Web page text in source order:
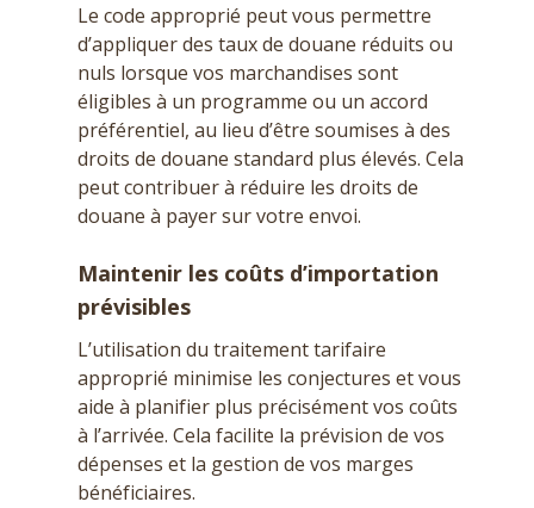
Le code approprié peut vous permettre
d’appliquer des taux de douane réduits ou
nuls lorsque vos marchandises sont
éligibles à un programme ou un accord
préférentiel, au lieu d’être soumises à des
droits de douane standard plus élevés. Cela
peut contribuer à réduire les droits de
douane à payer sur votre envoi.
Maintenir les coûts d’importation
prévisibles
L’utilisation du traitement tarifaire
approprié minimise les conjectures et vous
aide à planifier plus précisément vos coûts
à l’arrivée. Cela facilite la prévision de vos
dépenses et la gestion de vos marges
bénéficiaires.